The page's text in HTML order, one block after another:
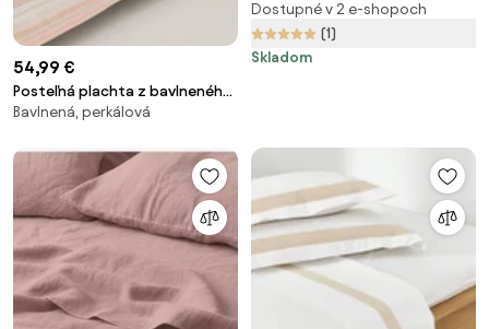
54,99 €
Posteľná plachta z bavlneného
perkálu Hildy
Bavlnená, perkálová
Dostupné v 2 e-shopoch
(1)
Skladom